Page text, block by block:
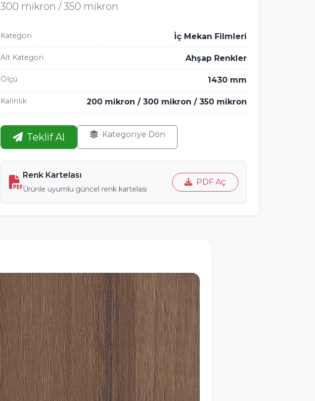
300 mikron / 350 mikron
Kategori İç Mekan Filmleri
Alt Kategori Ahşap Renkler
Ölçü 1430 mm
Kalınlık 200 mikron / 300 mikron / 350 mikron
Teklif Al Kategoriye Dön
Renk Kartelası
Ürünle uyumlu güncel renk kartelası
PDF Aç